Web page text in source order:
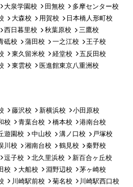
大泉学園校 田無校
多摩センター校
大森校 用賀校
日本橋人形町校
西日暮里校 秋葉原校
三鷹校
砥校 蒲田校 一之江校
王子校
東久留米校 経堂校
五反田校
東雲校
医進館東京八重洲校
藤沢校 新横浜校
小田原校
校 青葉台校 橋本校
港南台校
遊園校 中山校 溝ノ口校
戸塚校
川校 湘南台校 鶴見校
秦野校
逗子校 北久里浜校
新百合ヶ丘校
校 大船校 淵野辺校
茅ヶ崎校
川崎駅前校 菊名校 川崎駅西口校